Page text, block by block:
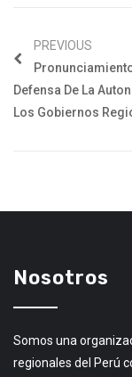
PREVIOUS
Defensa De La
Los Gobiernos
Nosotros
Somos una
regionales del Perú